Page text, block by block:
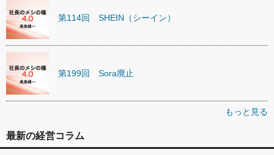
第114回 SHEIN（シーイン）
第199回 Sora廃止
もっと見る
最新の経営コラム